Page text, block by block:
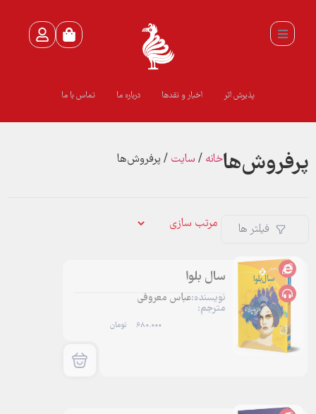
پذیرش اثر اخبار و نقدها درباره ما تماس با ما
پرفروش‌هاخانه / سايت / پرفروش‌ها
فیلتر ها
سال بلوا
نویسنده:عباس معروفی
مترجم:
680.000 تومان